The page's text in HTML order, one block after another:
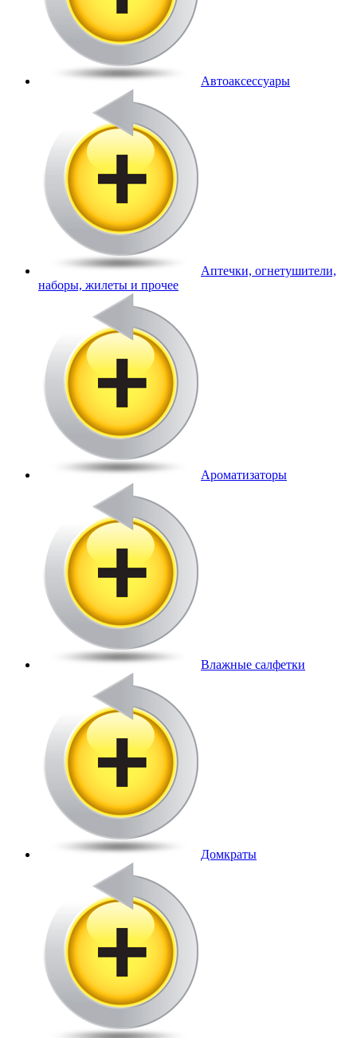
Автоаксессуары
Аптечки, огнетушители,
наборы, жилеты и прочее
Ароматизаторы
Влажные салфетки
Домкраты